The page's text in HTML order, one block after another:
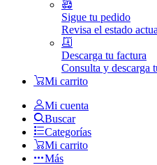
Sigue tu pedido
Revisa el estado
Descarga tu factura
Consulta y descarga
Mi carrito
Mi cuenta
Buscar
Categorías
Mi carrito
Más